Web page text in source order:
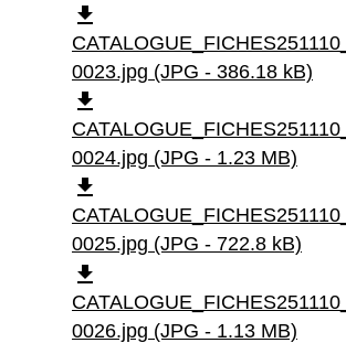
file_download
0023.jpg (JPG - 386.18 kB)
file_download
0024.jpg (JPG - 1.23 MB)
file_download
0025.jpg (JPG - 722.8 kB)
file_download
0026.jpg (JPG - 1.13 MB)